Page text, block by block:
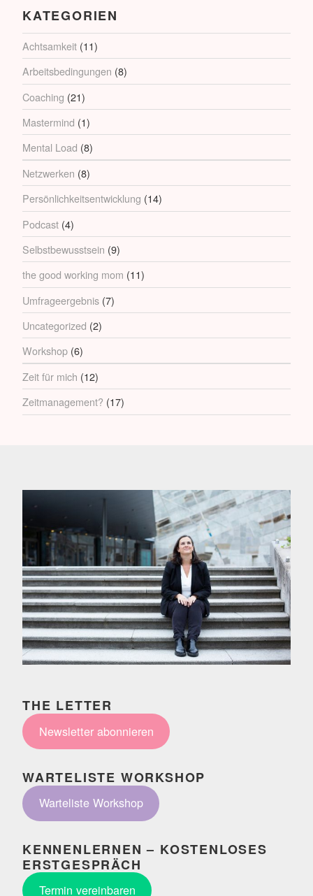
KATEGORIEN
Achtsamkeit (11)
Arbeitsbedingungen (8)
Coaching (21)
Mastermind (1)
Mental Load (8)
Netzwerken (8)
Persönlichkeitsentwicklung (14)
Podcast (4)
Selbstbewusstsein (9)
the good working mom (11)
Umfrageergebnis (7)
Uncategorized (2)
Workshop (6)
Zeit für mich (12)
Zeitmanagement? (17)
THE LETTER
Newsletter abonnieren
WARTELISTE WORKSHOP
Warteliste Workshop
KENNENLERNEN – KOSTENLOSES
ERSTGESPRÄCH
Termin vereinbaren